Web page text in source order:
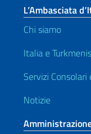
L’Ambasciata
Chi siamo
Italia e
Servizi Consolari
Notizie